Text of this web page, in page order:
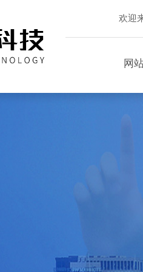
欢迎
网